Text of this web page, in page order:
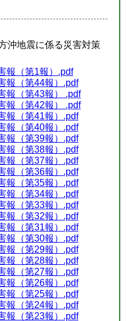
沖地震に係る災害対策
報（第1報）.pdf
報（第44報）.pdf
報（第43報） .pdf
報（第42報） .pdf
報（第41報）.pdf
報（第40報）.pdf
報（第39報）.pdf
報（第38報）.pdf
報（第37報）.pdf
報（第36報）.pdf
報（第35報）.pdf
報（第34報）.pdf
報（第33報）.pdf
報（第32報）.pdf
報（第31報）.pdf
報（第30報）.pdf
報（第29報）.pdf
報（第28報）.pdf
報（第27報）.pdf
報（第26報）.pdf
報（第25報）.pdf
報（第24報）.pdf
報（第23報）.pdf